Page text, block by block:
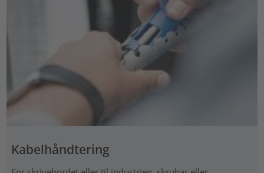
Kabelhåndtering